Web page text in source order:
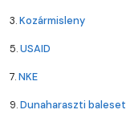
3.Kozármisleny
5.USAID
7.NKE
9.Dunaharaszti baleset